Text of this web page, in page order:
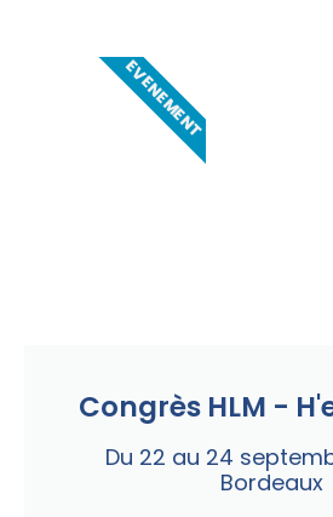
Congrès HLM -
Du 22 au 24
Bordeaux
EVENEMENT